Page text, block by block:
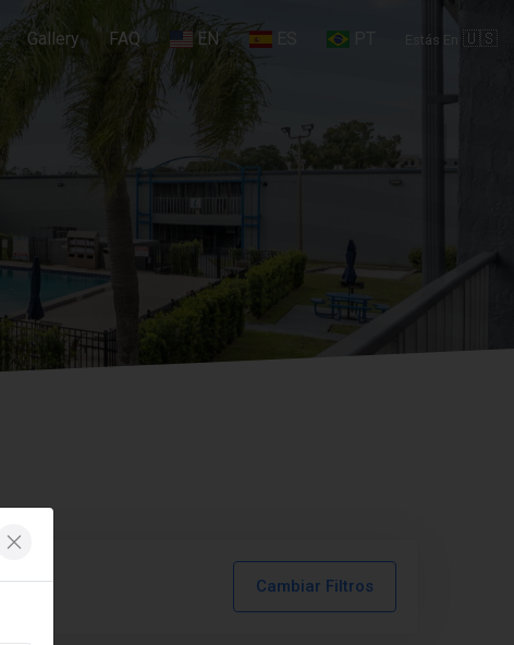
Gallery FAQ EN Estás En 🇺🇸
Cambiar Filtros